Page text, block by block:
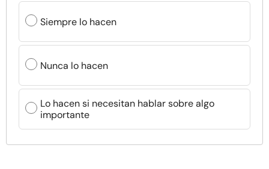
Siempre lo hacen
Nunca lo hacen
Lo hacen si necesitan hablar sobre algo
importante